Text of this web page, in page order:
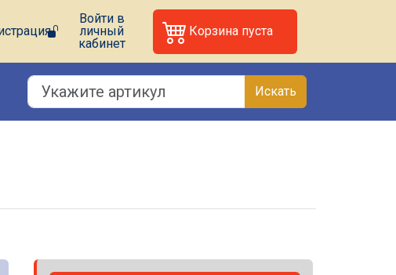
Войти в
личный
кабинет
Корзина пуста
Искать